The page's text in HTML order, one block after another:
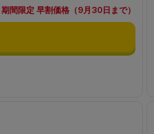
期間限定 早割価格（9月30日まで）